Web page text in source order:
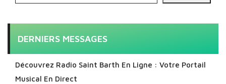
DERNIERS MESSAGES
Découvrez Radio Saint Barth En Ligne : Votre Portail
Musical En Direct